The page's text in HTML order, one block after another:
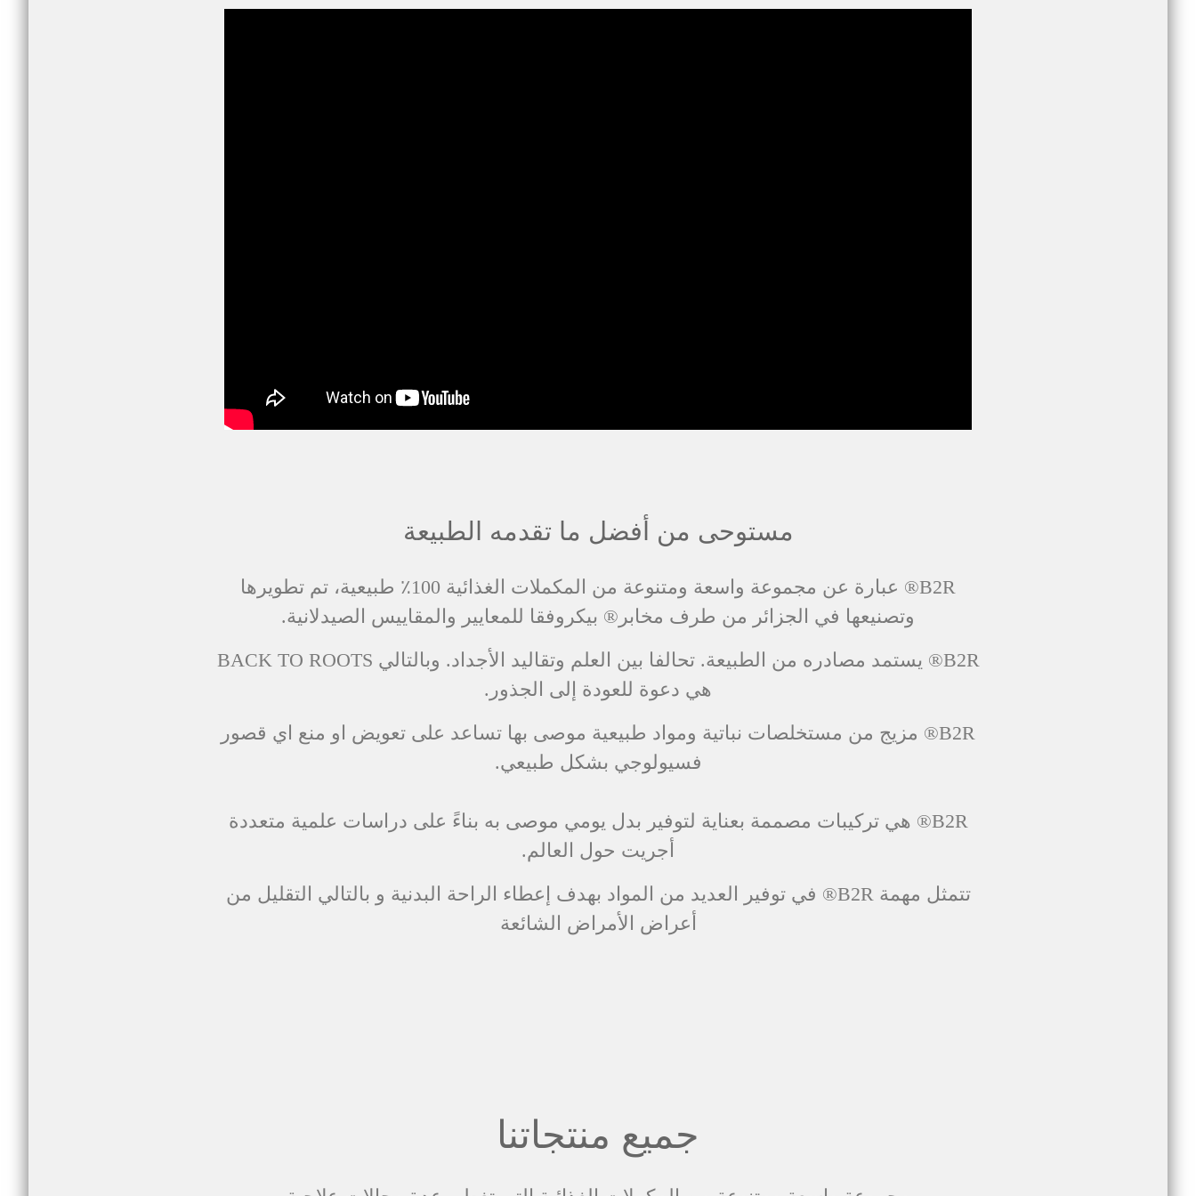
مستوحى من أفضل ما تقدمه الطبيعة
B2R®
عبارة عن مجموعة واسعة ومتنوعة من المكملات الغذائية 100٪ طبيعية، تم تطويرها
وتصنيعها في الجزائر من طرف مخابر® بيكروفقا للمعايير والمقاييس الصيدلانية.
B2R
® يستمد مصادره من الطبيعة. تحالفا بين العلم وتقاليد الأجداد. وبالتالي BACK TO ROOTS
هي دعوة للعودة إلى الجذور.
B2R® مزيج من مستخلصات نباتية ومواد طبيعية موصى بها تساعد على تعويض او منع اي قصور
فسيولوجي بشكل طبيعي.
B2R® هي تركيبات مصممة بعناية لتوفير بدل يومي موصى به بناءً على دراسات علمية متعددة
أجريت حول العالم.
تتمثل مهمة B2R® في توفير العديد من المواد بهدف إعطاء الراحة البدنية و بالتالي التقليل من
أعراض الأمراض الشائعة
جميع منتجاتنا